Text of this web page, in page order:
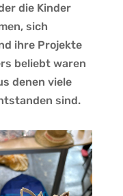
die Kinder
sich
ihre Projekte
beliebt waren
denen viele
sind.